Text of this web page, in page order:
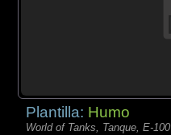
Plantilla: Humo
World of Tanks, Tanque, E-100